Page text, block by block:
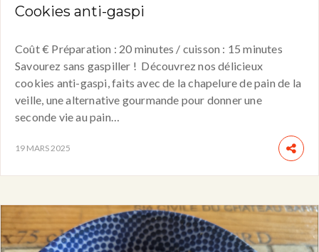
Cookies anti-gaspi
Coût € Préparation : 20 minutes / cuisson : 15 minutes
Savourez sans gaspiller ! Découvrez nos délicieux
cookies anti-gaspi, faits avec de la chapelure de pain de la
veille, une alternative gourmande pour donner une
seconde vie au pain…
19 MARS 2025